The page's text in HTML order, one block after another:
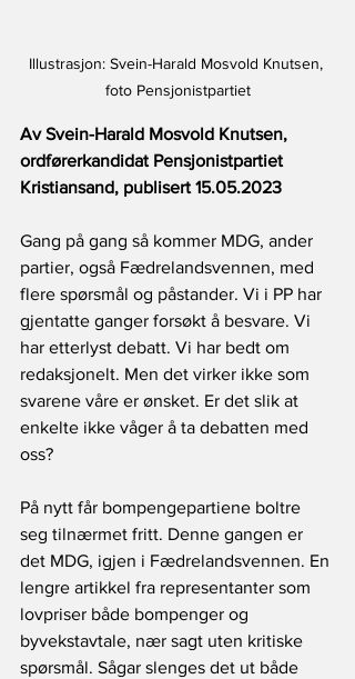
Illustrasjon: Svein-Harald Mosvold Knutsen,
foto Pensjonistpartiet
Av Svein-Harald Mosvold Knutsen,
ordførerkandidat Pensjonistpartiet
Kristiansand, publisert 15.05.2023
Gang på gang så kommer MDG, ander
partier, også Fædrelandsvennen, med
flere spørsmål og påstander. Vi i PP har
gjentatte ganger forsøkt å besvare. Vi
har etterlyst debatt. Vi har bedt om
redaksjonelt. Men det virker ikke som
svarene våre er ønsket. Er det slik at
enkelte ikke våger å ta debatten med
oss?
På nytt får bompengepartiene boltre
seg tilnærmet fritt. Denne gangen er
det MDG, igjen i Fædrelandsvennen. En
lengre artikkel fra representanter som
lovpriser både bompenger og
byvekstavtale, nær sagt uten kritiske
spørsmål. Sågar slenges det ut både